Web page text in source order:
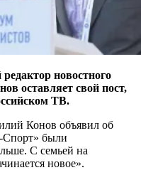
новостного
оставляет свой пост,
ТВ.
Конов объявил об
Спорт» были
С семьей на
новое».